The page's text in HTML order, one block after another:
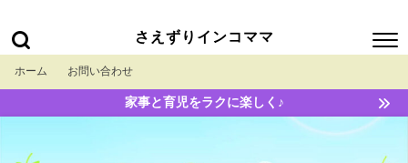
さえずりインコママ
ホーム お問い合わせ
家事と育児をラクに楽しく♪